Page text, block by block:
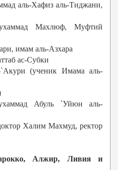
аль-Хафиз аль-Тиджани,
Махлюф, Муфтий
имам аль-Азхара
ас-Субки
(ученик Имама аль-
Абуль `Уйюн аль-
Халим Махмуд, ректор
Алжир, Ливия и